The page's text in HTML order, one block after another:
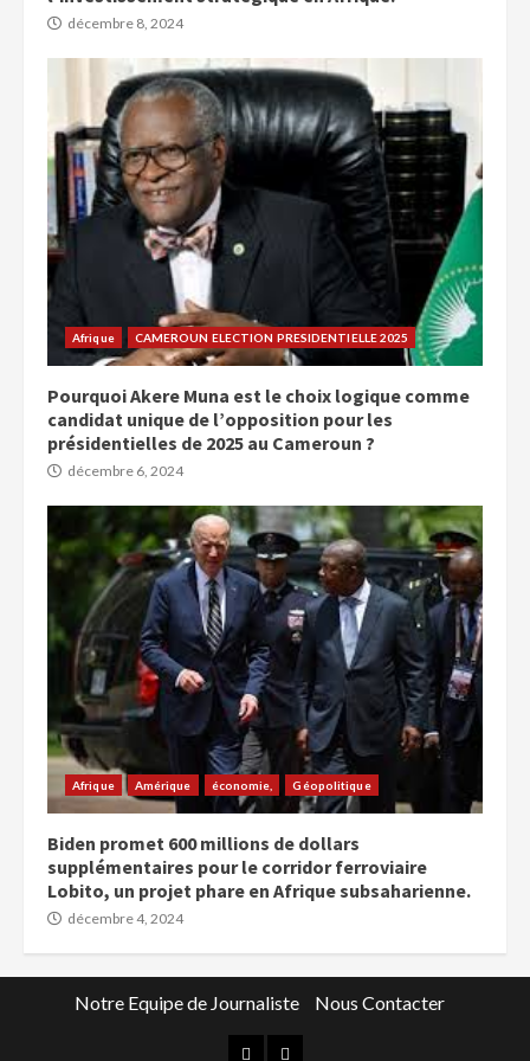
décembre 8, 2024
Afrique CAMEROUN ELECTION PRESIDENTIELLE 2025
Pourquoi Akere Muna est le choix logique comme
candidat unique de l’opposition pour les
présidentielles de 2025 au Cameroun ?
décembre 6, 2024
Afrique Amérique économie, Géopolitique
Biden promet 600 millions de dollars
supplémentaires pour le corridor ferroviaire
Lobito, un projet phare en Afrique subsaharienne.
décembre 4, 2024
Notre Equipe de Journaliste Nous Contacter